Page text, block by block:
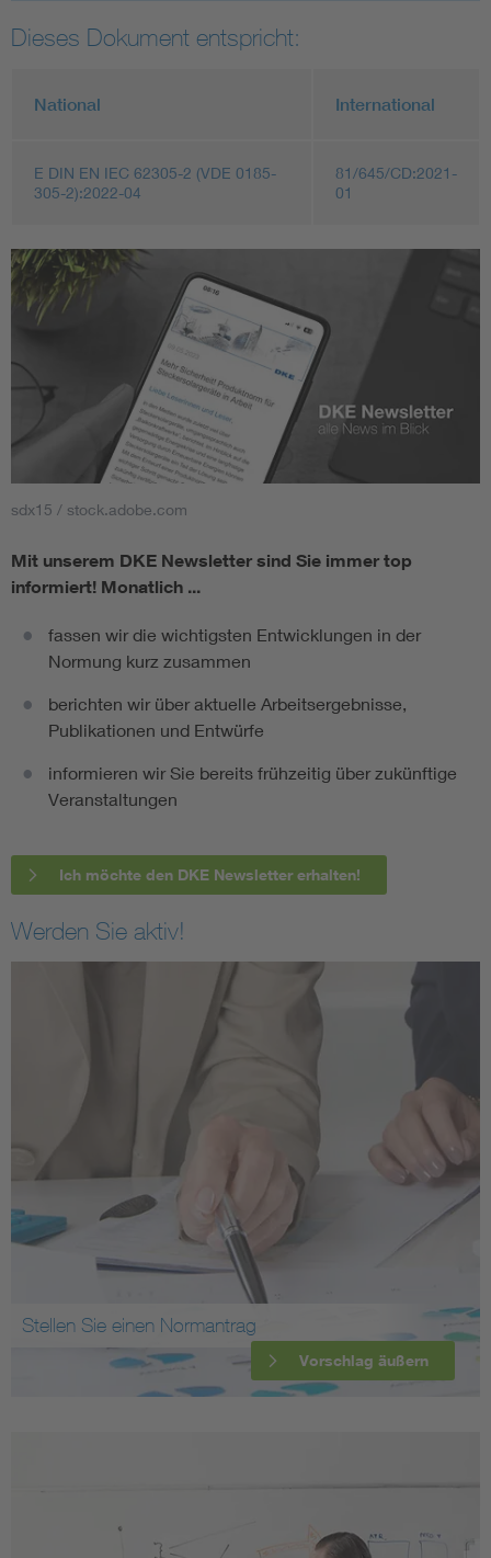
Dieses Dokument entspricht:
National International
E DIN EN IEC 62305-2 (VDE 0185-
305-2):2022-04
81/645/CD:2021-
01
sdx15 / stock.adobe.com
Mit unserem DKE Newsletter sind Sie immer top
informiert! Monatlich ...
fassen wir die wichtigsten Entwicklungen in der
Normung kurz zusammen
berichten wir über aktuelle Arbeitsergebnisse,
Publikationen und Entwürfe
informieren wir Sie bereits frühzeitig über zukünftige
Veranstaltungen
Ich möchte den DKE Newsletter erhalten!
Werden Sie aktiv!
Stellen Sie einen Normantrag
Vorschlag äußern